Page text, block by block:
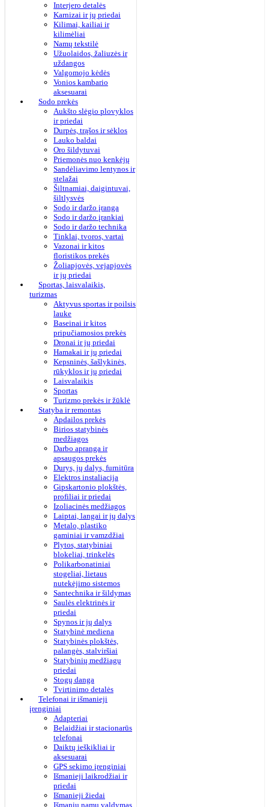
Interjero detalės
Karnizai ir jų priedai
Kilimai, kailiai ir
kilimėliai
Namų tekstilė
Užuolaidos, žaliuzės ir
uždangos
Valgomojo kėdės
Vonios kambario
aksesuarai
Sodo prekės
Aukšto slėgio plovyklos
ir priedai
Durpės, trąšos ir sėklos
Lauko baldai
Oro šildytuvai
Priemonės nuo kenkėjų
Sandėliavimo lentynos ir
stelažai
Šiltnamiai, daigintuvai,
šiltlysvės
Sodo ir daržo įranga
Sodo ir daržo įrankiai
Sodo ir daržo technika
Tinklai, tvoros, vartai
Vazonai ir kitos
floristikos prekės
Žoliapjovės, vejapjovės
ir jų priedai
Sportas, laisvalaikis,
turizmas
Aktyvus sportas ir poilsis
lauke
Baseinai ir kitos
pripučiamosios prekės
Dronai ir jų priedai
Hamakai ir jų priedai
Kepsninės, šašlykinės,
rūkyklos ir jų priedai
Laisvalaikis
Sportas
Turizmo prekės ir žūklė
Statyba ir remontas
Apdailos prekės
Birios statybinės
medžiagos
Darbo apranga ir
apsaugos prekės
Durys, jų dalys, furnitūra
Elektros instaliacija
Gipskartonio plokštės,
profiliai ir priedai
Izoliacinės medžiagos
Laiptai, langai ir jų dalys
Metalo, plastiko
gaminiai ir vamzdžiai
Plytos, statybiniai
blokeliai, trinkelės
Polikarbonatiniai
stogeliai, lietaus
nutekėjimo sistemos
Santechnika ir šildymas
Saulės elektrinės ir
priedai
Spynos ir jų dalys
Statybinė mediena
Statybinės plokštės,
palangės, stalviršiai
Statybinių medžiagų
priedai
Stogų danga
Tvirtinimo detalės
Telefonai ir išmanieji
įrenginiai
Adapteriai
Belaidžiai ir stacionarūs
telefonai
Daiktų ieškikliai ir
aksesuarai
GPS sekimo įrenginiai
Išmanieji laikrodžiai ir
priedai
Išmanieji žiedai
Išmanių namų valdymas